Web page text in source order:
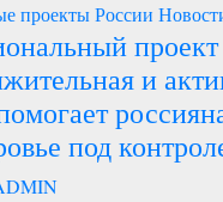
проекты России
проект
и
под